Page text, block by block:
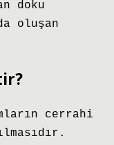
doku
oluşan
cerrahi